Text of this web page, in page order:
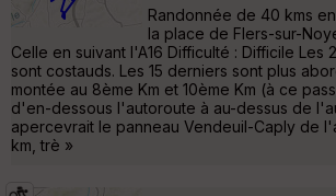
Randonnée de 40 kms
la place de Flers-sur-
Celle en suivant l'A16 Difficulté : Difficile Les
sont costauds. Les 15 derniers sont plus
montée au 8ème Km et 10ème Km (à ce
d'en-dessous l'autoroute à au-dessus de
apercevrait le panneau Vendeuil-Caply de
km, trè »